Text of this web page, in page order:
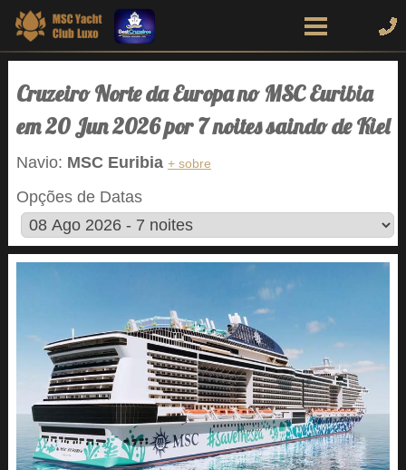
Cruzeiro Norte da Europa no MSC Euribia
em 20 Jun 2026 por 7 noites saindo de Kiel
Navio: MSC Euribia + sobre
Opções de Datas